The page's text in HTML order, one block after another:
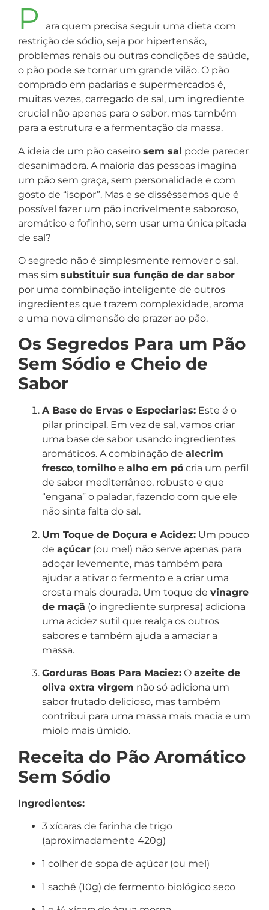
P
ara quem precisa seguir uma dieta com
restrição de sódio, seja por hipertensão,
problemas renais ou outras condições de saúde,
o pão pode se tornar um grande vilão. O pão
comprado em padarias e supermercados é,
muitas vezes, carregado de sal, um ingrediente
crucial não apenas para o sabor, mas também
para a estrutura e a fermentação da massa.
A ideia de um pão caseiro sem sal pode parecer
desanimadora. A maioria das pessoas imagina
um pão sem graça, sem personalidade e com
gosto de “isopor”. Mas e se disséssemos que é
possível fazer um pão incrivelmente saboroso,
aromático e fofinho, sem usar uma única pitada
de sal?
O segredo não é simplesmente remover o sal,
mas sim substituir sua função de dar sabor
por uma combinação inteligente de outros
ingredientes que trazem complexidade, aroma
e uma nova dimensão de prazer ao pão.
Os Segredos Para um Pão
Sem Sódio e Cheio de
Sabor
A Base de Ervas e Especiarias: Este é o
pilar principal. Em vez de sal, vamos criar
uma base de sabor usando ingredientes
aromáticos. A combinação de alecrim
fresco, tomilho e alho em pó cria um perfil
de sabor mediterrâneo, robusto e que
“engana” o paladar, fazendo com que ele
não sinta falta do sal.
Um Toque de Doçura e Acidez: Um pouco
de açúcar (ou mel) não serve apenas para
adoçar levemente, mas também para
ajudar a ativar o fermento e a criar uma
crosta mais dourada. Um toque de vinagre
de maçã (o ingrediente surpresa) adiciona
uma acidez sutil que realça os outros
sabores e também ajuda a amaciar a
massa.
Gorduras Boas Para Maciez: O azeite de
oliva extra virgem não só adiciona um
sabor frutado delicioso, mas também
contribui para uma massa mais macia e um
miolo mais úmido.
Receita do Pão Aromático
Sem Sódio
Ingredientes:
3 xícaras de farinha de trigo
(aproximadamente 420g)
1 colher de sopa de açúcar (ou mel)
1 sachê (10g) de fermento biológico seco